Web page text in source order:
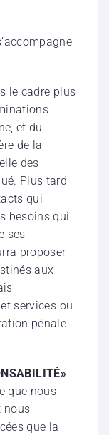
le cadre plus
et du
de la
des
Plus tard
qui
besoins qui
ses
proposer
aux
services ou
pénale
que nous
nous
que la